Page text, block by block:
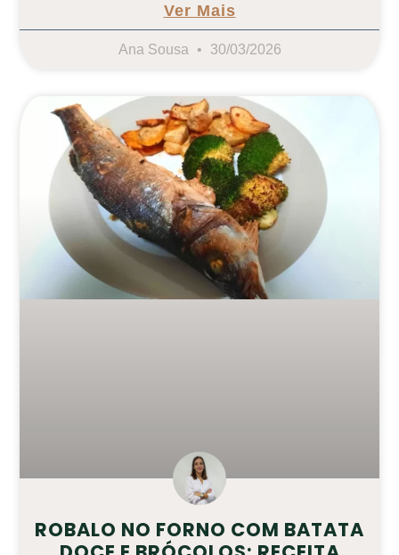
Ver Mais
Ana Sousa 30/03/2026
ROBALO NO FORNO COM BATATA